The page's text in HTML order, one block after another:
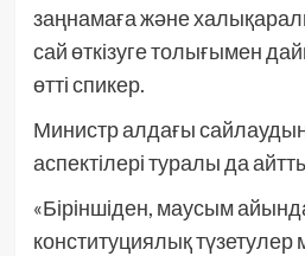
заңнамаға және
сай өткізуге толығымен
өтті спикер.
Министр алдағы
аспектілері туралы да
«Біріншіден, маусым
конституциялық түзетулер